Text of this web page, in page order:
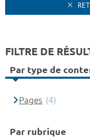
FILTRE DE
Par type de
Pages (4)
Par rubrique